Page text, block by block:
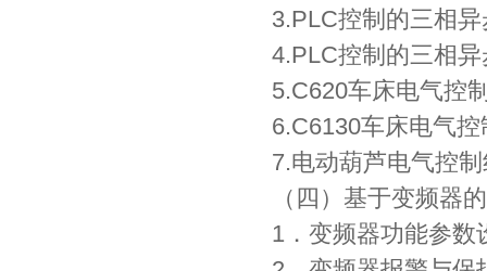
3.PLC控制的三相
4.PLC控制的三相
5.C620车床电气控
6.C6130车床电气
7.电动葫芦电气控
（四）基于变频器
1．变频器功能参数